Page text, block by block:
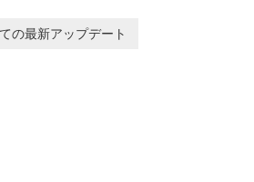
テージ、ターゲットファイル
の最新アップデート